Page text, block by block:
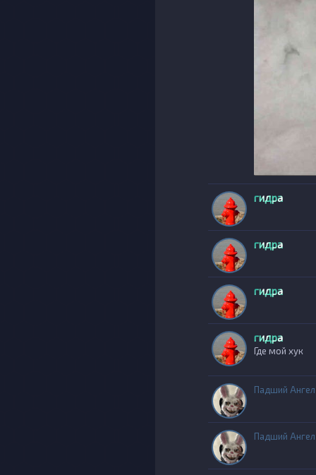
гидра
гидра
гидра
гидра
Где мой хук
Падший Ангел
Падший Ангел